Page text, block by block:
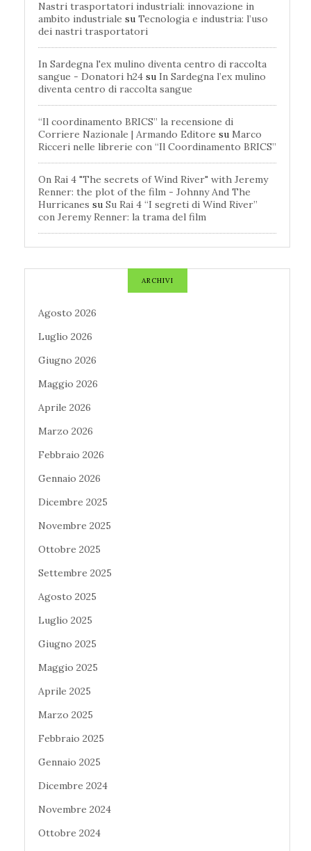
Nastri trasportatori industriali: innovazione in
ambito industriale su Tecnologia e industria: l’uso
dei nastri trasportatori
In Sardegna l'ex mulino diventa centro di raccolta
sangue - Donatori h24 su In Sardegna l’ex mulino
diventa centro di raccolta sangue
“Il coordinamento BRICS” la recensione di
Corriere Nazionale | Armando Editore su Marco
Ricceri nelle librerie con “Il Coordinamento BRICS”
On Rai 4 "The secrets of Wind River" with Jeremy
Renner: the plot of the film - Johnny And The
Hurricanes su Su Rai 4 “I segreti di Wind River”
con Jeremy Renner: la trama del film
ARCHIVI
Agosto 2026
Luglio 2026
Giugno 2026
Maggio 2026
Aprile 2026
Marzo 2026
Febbraio 2026
Gennaio 2026
Dicembre 2025
Novembre 2025
Ottobre 2025
Settembre 2025
Agosto 2025
Luglio 2025
Giugno 2025
Maggio 2025
Aprile 2025
Marzo 2025
Febbraio 2025
Gennaio 2025
Dicembre 2024
Novembre 2024
Ottobre 2024